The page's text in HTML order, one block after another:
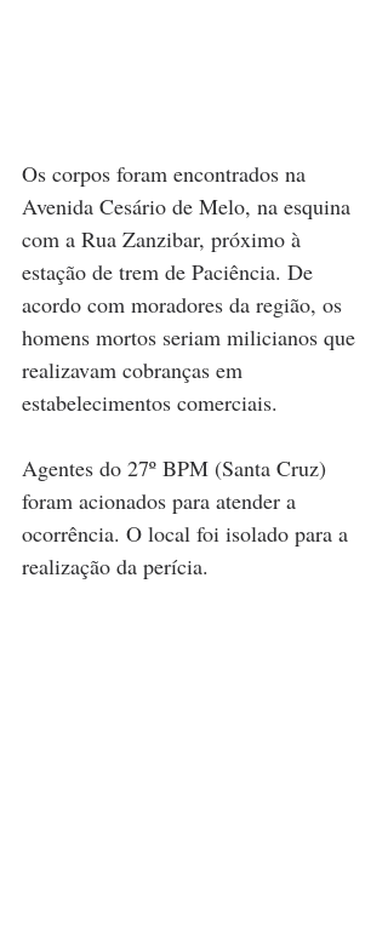
Os corpos foram encontrados na
Avenida Cesário de Melo, na esquina
com a Rua Zanzibar, próximo à
estação de trem de Paciência. De
acordo com moradores da região, os
homens mortos seriam milicianos que
realizavam cobranças em
estabelecimentos comerciais.
Agentes do 27º BPM (Santa Cruz)
foram acionados para atender a
ocorrência. O local foi isolado para a
realização da perícia.